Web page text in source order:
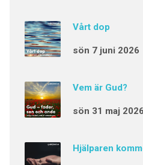
Vårt dop
sön 7 juni 2026
Vem är Gud?
sön 31 maj 2026
Hjälparen